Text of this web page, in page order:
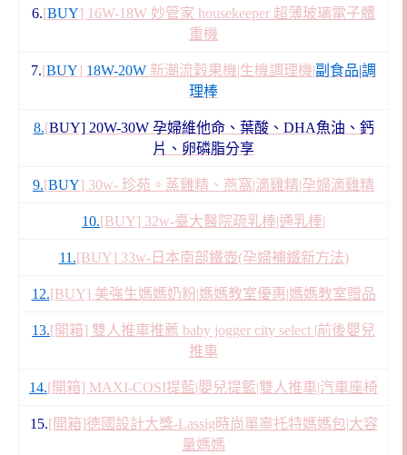
6.[BUY] 16W-18W 妙管家 housekeeper 超薄玻璃電子體
重機
7.[BUY] 18W-20W 新潮流穀果機|生機調理機|副食品|調
理棒
8.[BUY] 20W-30W 孕婦維他命、葉酸、DHA魚油、鈣
片、卵磷脂分享
9.[BUY] 30w- 珍苑。蒸雞精、燕窩|滴雞精|孕婦滴雞精
10.[BUY] 32w-臺大醫院疏乳棒|通乳棒|
11.[BUY] 33w-日本南部鐵壺(孕婦補鐵新方法)
12.[BUY] 美強生媽媽奶粉|媽媽教室優惠|媽媽教室贈品
13.[開箱] 雙人推車推薦 baby jogger city select |前後嬰兒
推車
14.[開箱] MAXI-COSI提藍|嬰兒提籃|雙人推車|汽車座椅
15.[開箱]德國設計大獎-Lassig時尚單寧托特媽媽包|大容
量媽媽